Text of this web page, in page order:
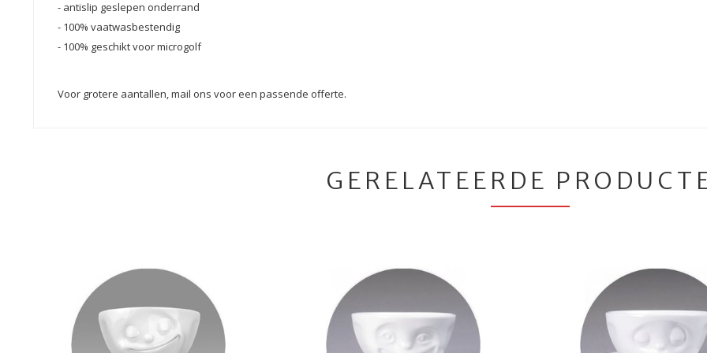
- antislip geslepen onderrand
- 100% vaatwasbestendig
- 100% geschikt voor microgolf
Voor grotere aantallen, mail ons voor een passende offerte.
GERELATEERDE